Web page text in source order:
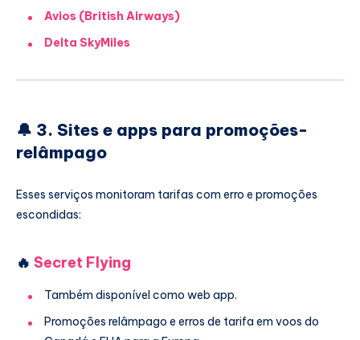
Avios (British Airways)
Delta SkyMiles
🔔 3. Sites e apps para promoções-
relâmpago
Esses serviços monitoram tarifas com erro e promoções
escondidas:
🔥 Secret Flying
Também disponível como web app.
Promoções relâmpago e erros de tarifa em voos do